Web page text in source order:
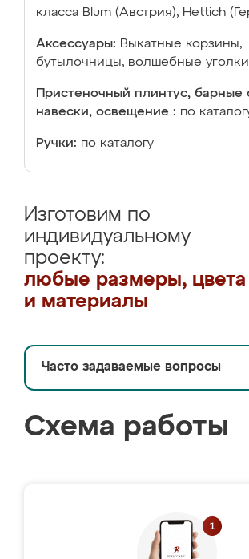
класса Blum (Австрия), Hettich
Аксессуары: Выкатные корзины,
бутылочницы, волшебные
Пристеночный плинтус, барные
навески, освещение : по
Ручки: по каталогу
Изготовим по
индивидуальному
проекту:
любые размеры, цвета
и материалы
Часто задаваемые вопросы
Схема работы